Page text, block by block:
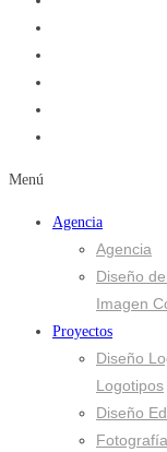
Menú
Agencia
Agencia
Diseño
Imagen
Proyectos
Diseño
Logotipos
Diseño